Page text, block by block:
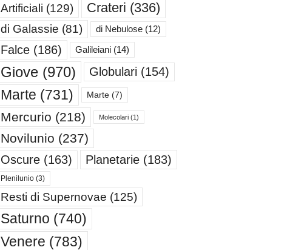
Artificiali (129) Crateri (336)
di Galassie (81) di Nebulose(12)
Falce(186) Galileiani(14)
Giove(970) Globulari (154)
Marte (731) Marte(7)
Mercurio (218) Molecolari(1)
Novilunio (237)
Oscure(163) Planetarie(183)
Plenilunio(3)
Resti di Supernovae (125)
Saturno (740)
Venere (783)